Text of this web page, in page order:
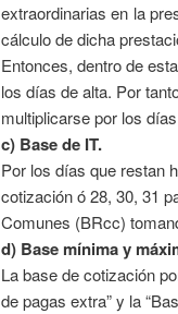
extraordinarias en la
cálculo de dicha
Entonces, dentro de
los días de alta. Por
multiplicarse por los
c) Base de IT.
Por los días que restan
cotización ó 28, 30, 31
Comunes (BRcc)
d) Base mínima y
La base de cotización
de pagas extra” y la